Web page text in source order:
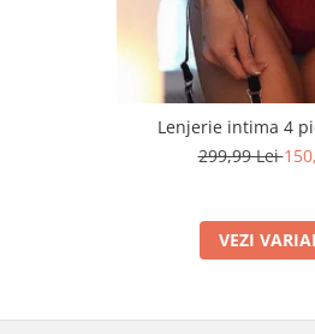
Lenjerie intima 4
299,99 Lei
VEZI